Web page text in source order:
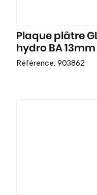
Plaque plâtre
hydro BA
Référence: 903862